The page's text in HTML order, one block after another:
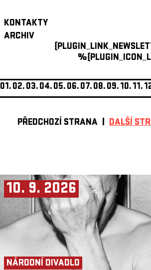
KONTAKTY
ARCHIV
01.02.03.04.05.06.07.08.09.10.11.
PŘEDCHOZÍ STRANA DALŠÍ
10. 9. 2026
NÁRODNÍ DIVADLO